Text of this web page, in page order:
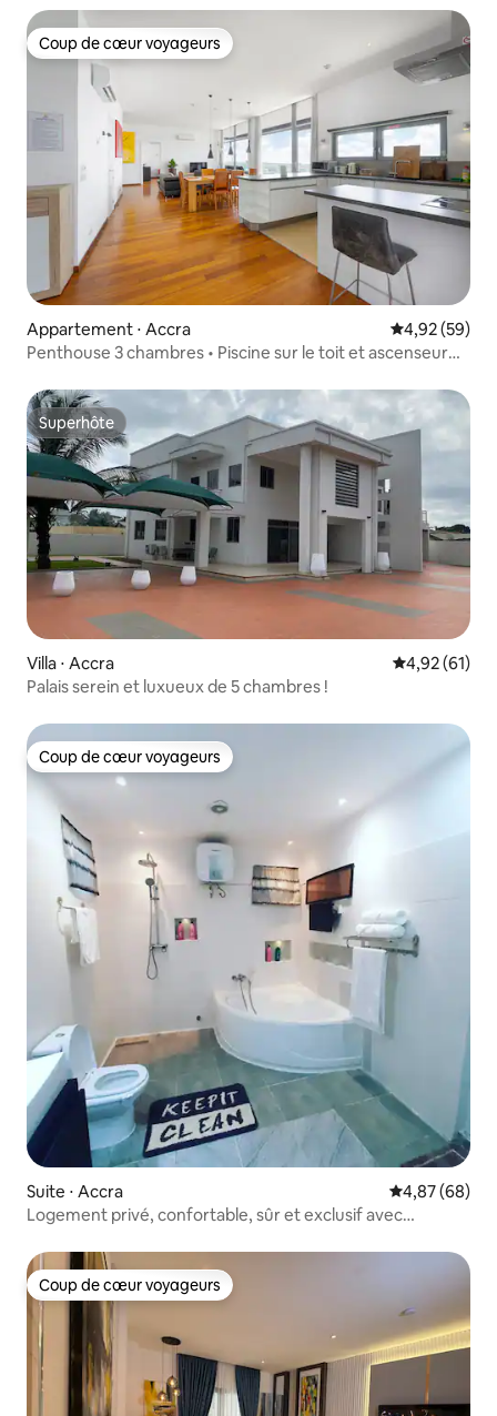
Coup de cœur voyageurs
Coup de cœur voyageurs
Appartement ⋅ Accra Évaluation
4,92 (59)
Penthouse 3 chambres • Piscine sur le toit et ascenseur
Superhôte
Superhôte
Villa ⋅ Accra Évaluation
4,92 (61)
Palais serein et luxueux de 5 chambres !
Coup de cœur voyageurs
Coup de cœur voyageurs
Suite ⋅ Accra Évaluation
4,87 (68)
Logement privé, confortable, sûr et exclusif avec
Coup de cœur voyageurs
Coup de cœur voyageurs